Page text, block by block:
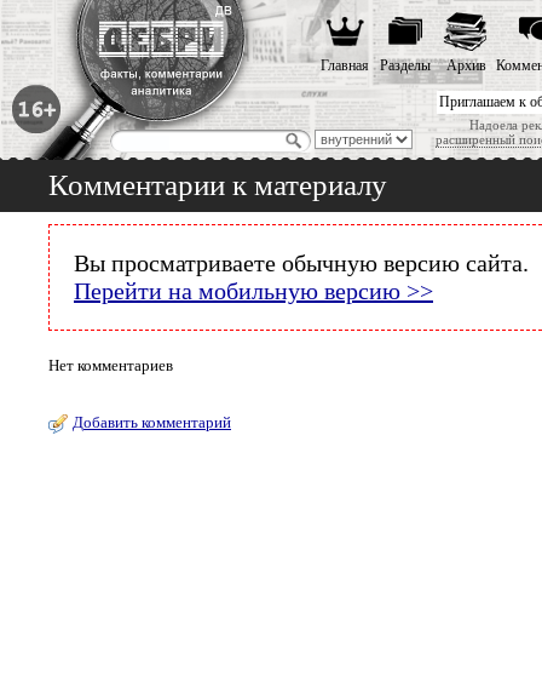
Приглашаем к
Надоела
расширенный
Главная Разделы Архив
Комментарии к материалу
Вы просматриваете обычную версию сайта.
Перейти на мобильную версию >>
Нет комментариев
Добавить комментарий